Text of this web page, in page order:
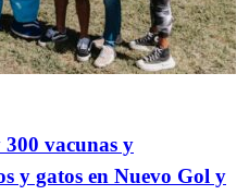
300 vacunas y
y gatos en Nuevo Gol y